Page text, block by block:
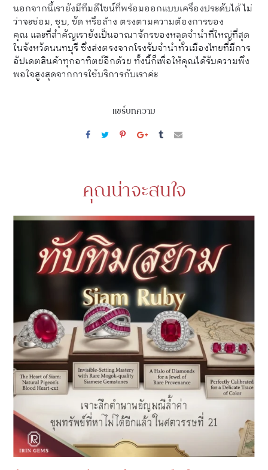
นอกจากนี้เรายังมีทีมดีไซน์ที่พร้อมออกแบบเครื่องประดับได้ ไม่
ว่าจะซ่อม, ชุบ, ขัด หรือล้าง ตรงตามความต้องการของ
คุณ และที่สำคัญเรายังเป็นอาณาจักรของหลุดจำนำที่ใหญ่ที่สุด
ในจังหวัดนนทบุรี ซึ่งส่งตรงจากโรงรับจำนำทั่วเมืองไทยที่มีการ
อัปเดตสินค้าทุกอาทิตย์อีกด้วย ทั้งนี้ก็เพื่อให้คุณได้รับความพึง
พอใจสูงสุดจากการใช้บริการกับเราค่ะ
แชร์บทความ
คุณน่าจะสนใจ